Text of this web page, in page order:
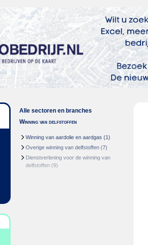
Alle sectoren en branches
Winning van delfstoffen
Winning van aardolie en aardgas (1)
Overige winning van delfstoffen (7)
Dienstverlening voor de winning van
delfstoffen (9)